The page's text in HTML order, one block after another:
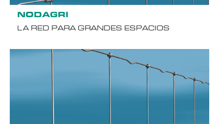
NODAGRI
LA RED PARA GRANDES ESPACIOS